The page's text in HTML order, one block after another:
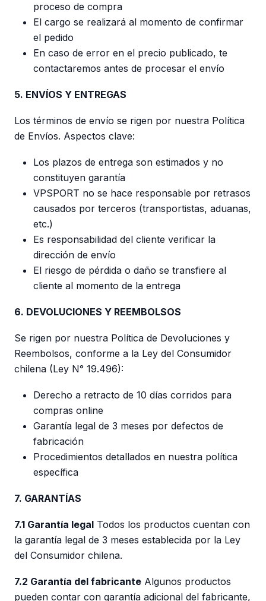
proceso de compra
El cargo se realizará al momento de confirmar
el pedido
En caso de error en el precio publicado, te
contactaremos antes de procesar el envío
5. ENVÍOS Y ENTREGAS
Los términos de envío se rigen por nuestra Política
de Envíos. Aspectos clave:
Los plazos de entrega son estimados y no
constituyen garantía
VPSPORT no se hace responsable por retrasos
causados por terceros (transportistas, aduanas,
etc.)
Es responsabilidad del cliente verificar la
dirección de envío
El riesgo de pérdida o daño se transfiere al
cliente al momento de la entrega
6. DEVOLUCIONES Y REEMBOLSOS
Se rigen por nuestra Política de Devoluciones y
Reembolsos, conforme a la Ley del Consumidor
chilena (Ley N° 19.496):
Derecho a retracto de 10 días corridos para
compras online
Garantía legal de 3 meses por defectos de
fabricación
Procedimientos detallados en nuestra política
específica
7. GARANTÍAS
7.1 Garantía legal Todos los productos cuentan con
la garantía legal de 3 meses establecida por la Ley
del Consumidor chilena.
7.2 Garantía del fabricante Algunos productos
pueden contar con garantía adicional del fabricante,